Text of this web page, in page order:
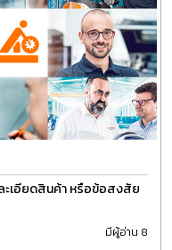
เอียดสินค้า หรือข้อสงสัย
มีผู้อ่าน 8